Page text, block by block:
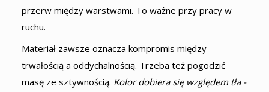
przerw między warstwami. To ważne przy pracy w
ruchu.
Materiał zawsze oznacza kompromis między
trwałością a oddychalnością. Trzeba też pogodzić
masę ze sztywnością. Kolor dobiera się względem tła -